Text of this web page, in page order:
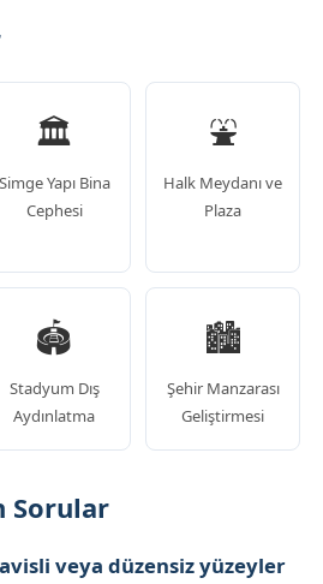
🏛️
Simge Yapı Bina
Cephesi
⛲
Halk Meydanı ve
Plaza
🏟️
Stadyum Dış
Aydınlatma
🏙️
Şehir Manzarası
Geliştirmesi
Sorular
veya düzensiz yüzeyler